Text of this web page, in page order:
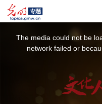
The media could not be
network failed or